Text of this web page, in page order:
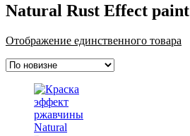
Natural Rust Effect paint
Отображение единственного товара